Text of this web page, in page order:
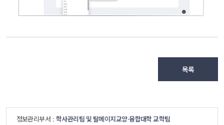
목록
정보관리부서 : 학사관리팀 및 탈메이지교양·융합대학 교학팀